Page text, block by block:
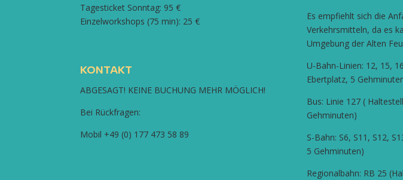
Tagesticket Sonntag: 95 €
Einzelworkshops (75 min): 25 €
KONTAKT
ABGESAGT! KEINE BUCHUNG MEHR MÖGLICH!
Bei Rückfragen:
Mobil +49 (0) 177 473 58 89
Es empfiehlt sich die
Verkehrsmitteln, da es
Umgebung der Alten
U-Bahn-Linien: 12, 15,
Ebertplatz, 5
Bus: Linie 127 (
Gehminuten)
S-Bahn: S6, S11, S12,
5 Gehminuten)
Regionalbahn: RB 25